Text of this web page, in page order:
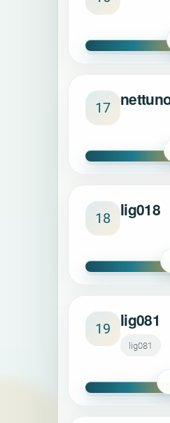
17
18 lig018
19 lig081
lig081